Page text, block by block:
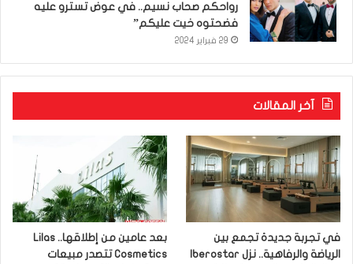
رواحكم صحاب نسيم.. في عوض تسترو عليه
فضحتوه خيت عليكم”
29 فبراير 2024
آخر المقالات
في تجربة جديدة تجمع بين
بعد عامين من إطلاقها.. Lilas
Cosmetics تتصدر مبيعات